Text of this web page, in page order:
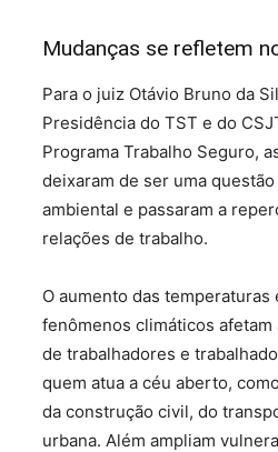
Mudanças se refletem
Para o juiz Otávio Bruno da
Presidência do TST e do
Programa Trabalho Seguro,
deixaram de ser uma
ambiental e passaram a
relações de trabalho.
O aumento das temperaturas
fenômenos climáticos afetam
de trabalhadores e
quem atua a céu aberto,
da construção civil, do
urbana. Além ampliam